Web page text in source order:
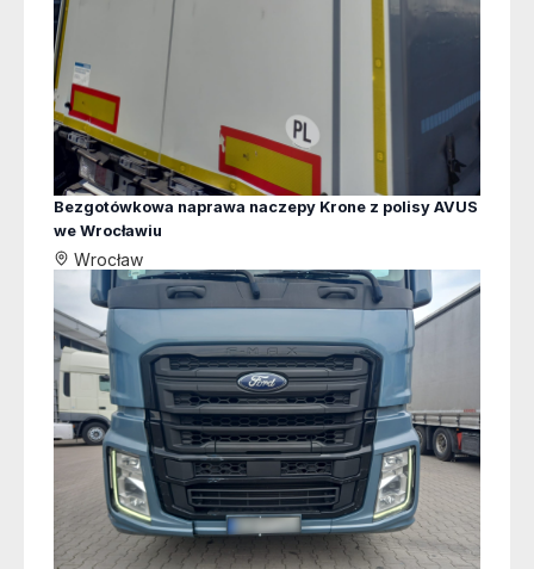
Bezgotówkowa naprawa naczepy Krone z polisy AVUS
we Wrocławiu
Wrocław